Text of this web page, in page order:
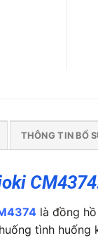
THÔNG TIN BỔ
là đồng
tình huống